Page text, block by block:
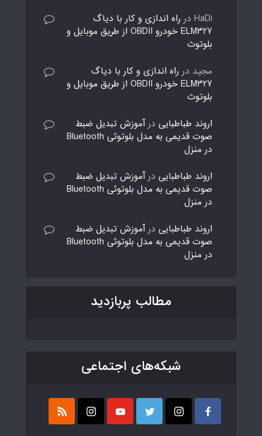
HaDi در راه اندازی و کار با دیاگ
ELM327 خودرو OBDII از طریق موبایل و
بلوتوث
مجید در راه اندازی و کار با دیاگ
ELM327 خودرو OBDII از طریق موبایل و
بلوتوث
اروند طباطبایی درآموزش تبدیل ضبط
صوت قدیمی به مدل بلوتوثی Bluetooth
در منزل
اروند طباطبایی درآموزش تبدیل ضبط
صوت قدیمی به مدل بلوتوثی Bluetooth
در منزل
اروند طباطبایی درآموزش تبدیل ضبط
صوت قدیمی به مدل بلوتوثی Bluetooth
در منزل
مطالب پربازدید
شبکه‌های اجتماعی